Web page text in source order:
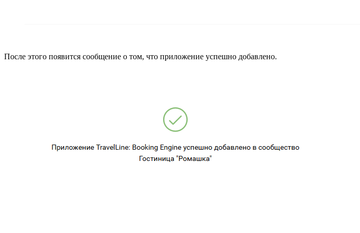
После этого появится сообщение о том, что приложение успешно добавлено.